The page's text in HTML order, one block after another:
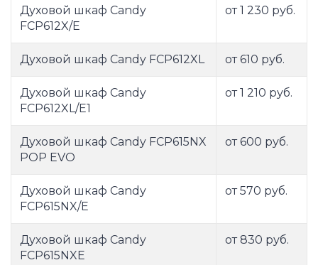
Духовой шкаф Candy
FCP612X/E
от 1 230 руб.
Духовой шкаф Candy FCP612XL от 610 руб.
Духовой шкаф Candy
FCP612XL/E1
от 1 210 руб.
Духовой шкаф Candy FCP615NX
POP EVO
от 600 руб.
Духовой шкаф Candy
FCP615NX/E
от 570 руб.
Духовой шкаф Candy
FCP615NXE
от 830 руб.